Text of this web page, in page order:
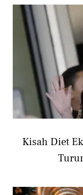
Kisah Diet